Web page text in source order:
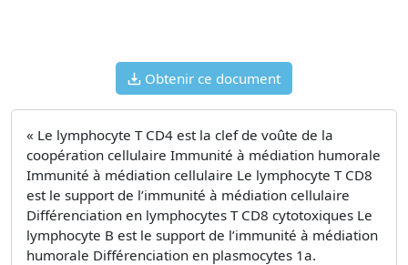
Obtenir ce document
« Le lymphocyte T CD4 est la clef de voûte de la
coopération cellulaire Immunité à médiation humorale
Immunité à médiation cellulaire Le lymphocyte T CD8
est le support de l’immunité à médiation cellulaire
Différenciation en lymphocytes T CD8 cytotoxiques Le
lymphocyte B est le support de l’immunité à médiation
humorale Différenciation en plasmocytes 1a.